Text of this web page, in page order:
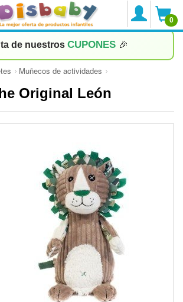
0
de nuestros CUPONES 🎉
Muñecos de actividades
Original León